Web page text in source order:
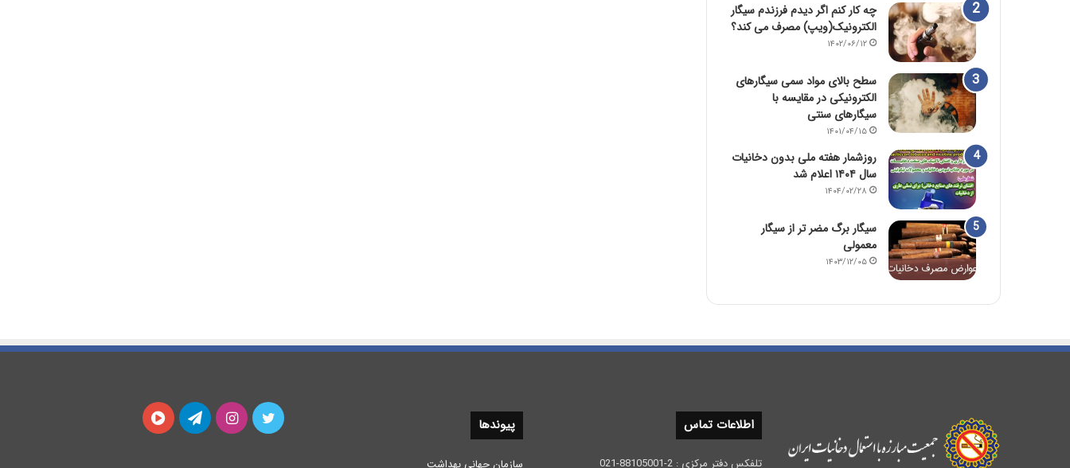
چه کار کنم اگر دیدم فرزندم سیگار
الکترونیک(ویپ) مصرف می کند؟
۱۴۰۲/۰۶/۱۲
سطح بالای مواد سمی سیگارهای
الکترونیکی در مقایسه با
سیگارهای سنتی
۱۴۰۱/۰۴/۱۵
روزشمار هفته ملی بدون دخانیات
سال ۱۴۰۴ اعلام شد
۱۴۰۴/۰۲/۲۸
سیگار برگ مضر تر از سیگار
معمولی
۱۴۰۳/۱۲/۰۵
اطلاعات تماس
تلفکس دفتر مرکزی : 2-88105001-021
پیوندها
سازمان جهانی بهداشت
توییتر اینستاگرامتلگرام آپارات